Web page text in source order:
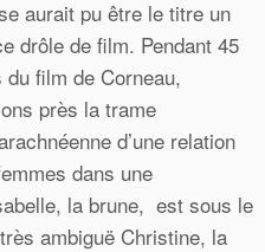
aurait pu être le titre un
drôle de film. Pendant 45
film de Corneau,
près la trame
d’une relation
dans une
la brune, est sous le
ambiguë Christine, la